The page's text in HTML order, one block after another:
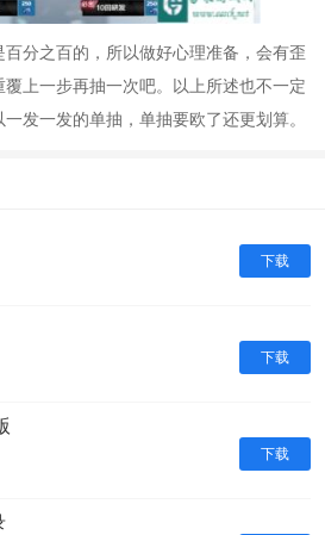
分之百的，所以做好心理准备，会有歪
上一步再抽一次吧。以上所述也不一定
发一发的单抽，单抽要欧了还更划算。
下载
下载
下载